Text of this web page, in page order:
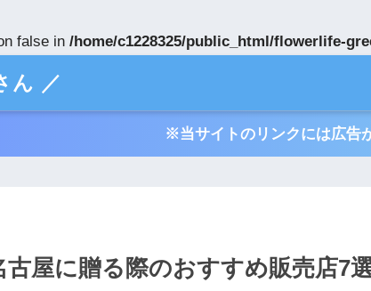
false in /home/c1228325/public_html/flowerlife-
ん ／
※当サイトのリンクには広告
屋に贈る際のおすすめ販売店7